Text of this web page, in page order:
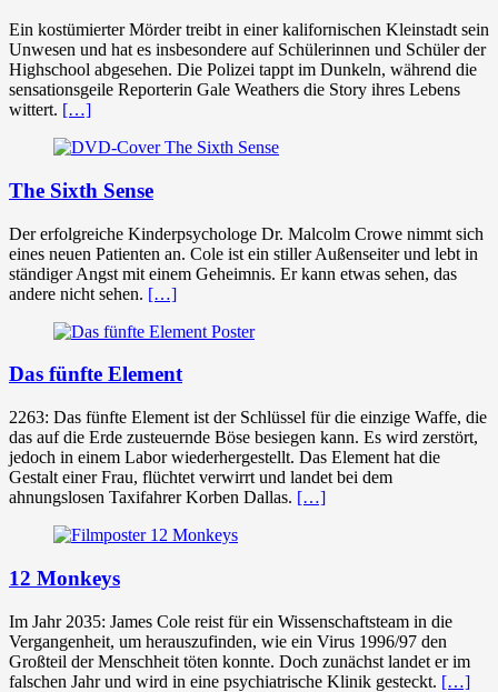
Ein kostümierter Mörder treibt in einer kalifornischen Kleinstadt sein
Unwesen und hat es insbesondere auf Schülerinnen und Schüler der
Highschool abgesehen. Die Polizei tappt im Dunkeln, während die
sensationsgeile Reporterin Gale Weathers die Story ihres Lebens
wittert. […]
The Sixth Sense
Der erfolgreiche Kinderpsychologe Dr. Malcolm Crowe nimmt sich
eines neuen Patienten an. Cole ist ein stiller Außenseiter und lebt in
ständiger Angst mit einem Geheimnis. Er kann etwas sehen, das
andere nicht sehen. […]
Das fünfte Element
2263: Das fünfte Element ist der Schlüssel für die einzige Waffe, die
das auf die Erde zusteuernde Böse besiegen kann. Es wird zerstört,
jedoch in einem Labor wiederhergestellt. Das Element hat die
Gestalt einer Frau, flüchtet verwirrt und landet bei dem
ahnungslosen Taxifahrer Korben Dallas. […]
12 Monkeys
Im Jahr 2035: James Cole reist für ein Wissenschaftsteam in die
Vergangenheit, um herauszufinden, wie ein Virus 1996/97 den
Großteil der Menschheit töten konnte. Doch zunächst landet er im
falschen Jahr und wird in eine psychiatrische Klinik gesteckt. […]